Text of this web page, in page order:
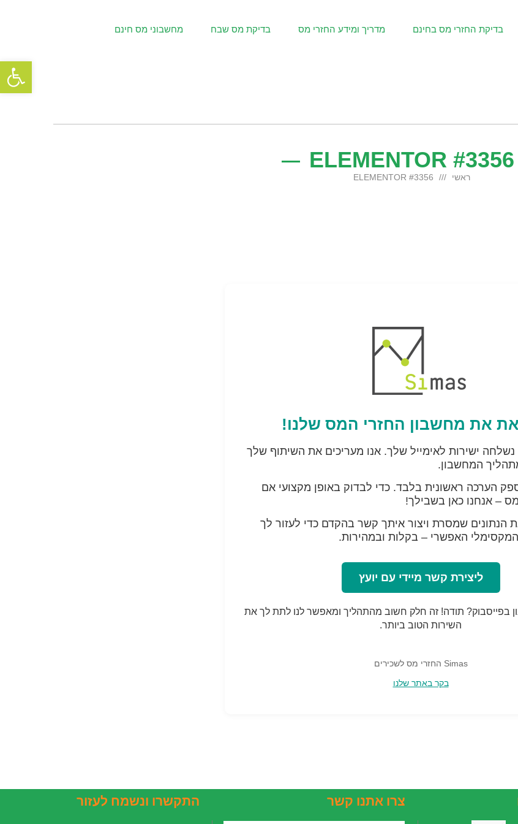
פתח
בדיקת החזרי מס בחינם מדריך ומידע החזרי מס בדיקת מס שבח מחשבוני מס חינם
ELEMENTOR #3356
ראשי ELEMENTOR #3356
את מחשבון החזרי המס שלנו!
ישירות לאימייל שלך. אנו מעריכים את השיתוף שלך
המחשבון.
הערכה ראשונית בלבד. כדי לבדוק באופן מקצועי אם
– אנחנו כאן בשבילך!
הנתונים שמסרת ויצור איתך קשר בהקדם כדי לעזור לך
האפשרי – בקלות ובמהירות.
ליצירת קשר מיידי עם יועץ
בפייסבוק? תודה! זה חלק חשוב מהתהליך ומאפשר לנו לתת לך את
השירות הטוב ביותר.
Simas החזרי מס לשכירים
בקר באתר שלנו
צרו אתנו קשר התקשרו ונשמח לעזור